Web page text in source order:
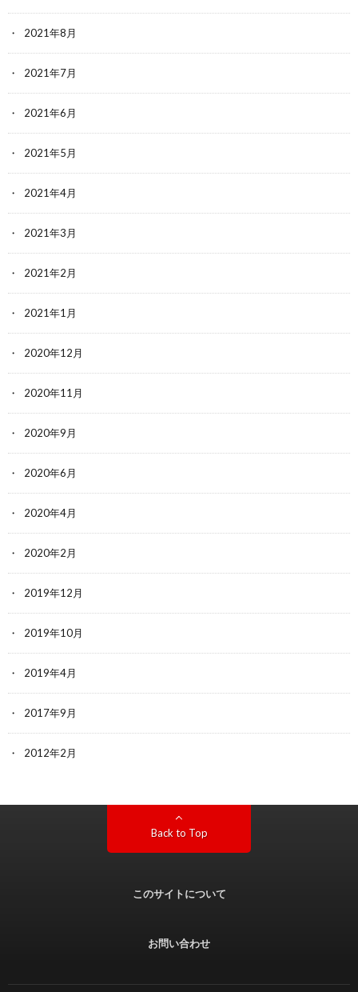
2021年8月
2021年7月
2021年6月
2021年5月
2021年4月
2021年3月
2021年2月
2021年1月
2020年12月
2020年11月
2020年9月
2020年6月
2020年4月
2020年2月
2019年12月
2019年10月
2019年4月
2017年9月
2012年2月
Back to Top
このサイトについて
お問い合わせ